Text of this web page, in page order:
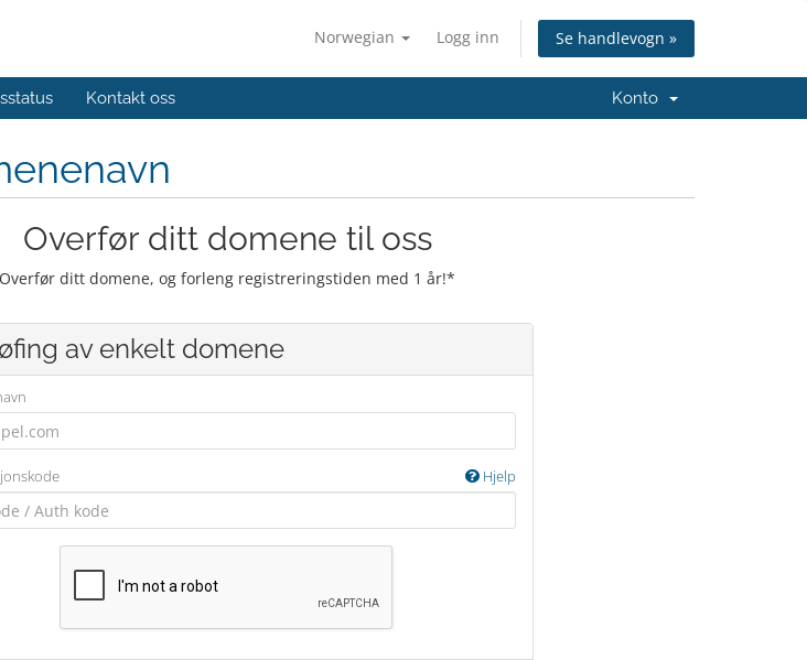
Norwegian Logg inn Se handlevogn »
Kontakt oss Konto
Overfør ditt domene til oss
Overfør ditt domene, og forleng registreringstiden med 1 år!*
av enkelt domene
Hjelp